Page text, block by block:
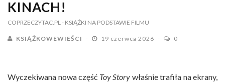
KINACH!
COPRZECZYTAC.PL - KSIĄŻKI NA PODSTAWIE FILMU
KSIĄŻKOWEWIEŚCI 19 czerwca 2026 0
Wyczekiwana nowa część Toy Story właśnie trafiła na ekrany,